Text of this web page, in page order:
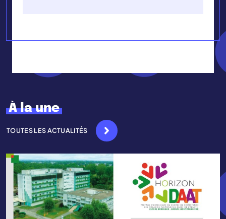
À la une
TOUTES LES ACTUALITÉS